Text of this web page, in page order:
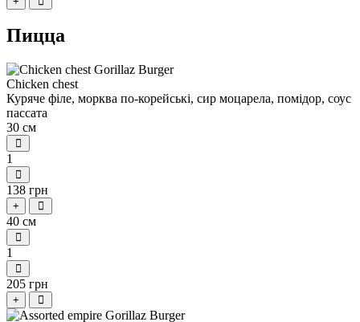
Пицца
Сhicken chest
Куряче філе, морква по-корейські, сир моцарела, помідор, соус
пассата
30 см
1
138 грн
+
40 см
1
205 грн
+